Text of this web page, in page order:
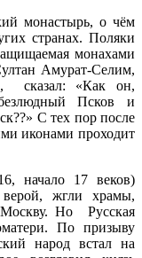
монастырь, о чём
странах. Поляки
монахами
Амурат-Селим,
сказал: «Как он,
Псков и
С тех пор после
иконами проходит
начало 17 веков)
верой, жгли храмы,
Москву. Но Русская
По призыву
народ встал на